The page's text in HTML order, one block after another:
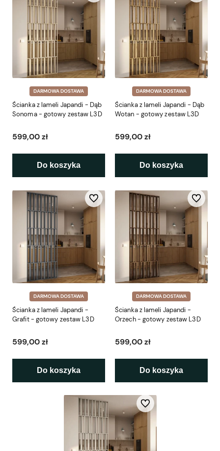
DARMOWA DOSTAWA
Ścianka z lameli Japandi - Dąb
Sonoma - gotowy zestaw L3D
599,00 zł
Do koszyka
DARMOWA DOSTAWA
Ścianka z lameli Japandi - Dąb
Wotan - gotowy zestaw L3D
599,00 zł
Do koszyka
DARMOWA DOSTAWA
Ścianka z lameli Japandi -
Grafit - gotowy zestaw L3D
599,00 zł
Do koszyka
Do ulubionych
DARMOWA DOSTAWA
Ścianka z lameli Japandi -
Orzech - gotowy zestaw L3D
599,00 zł
Do koszyka
Do
Do ulubionych